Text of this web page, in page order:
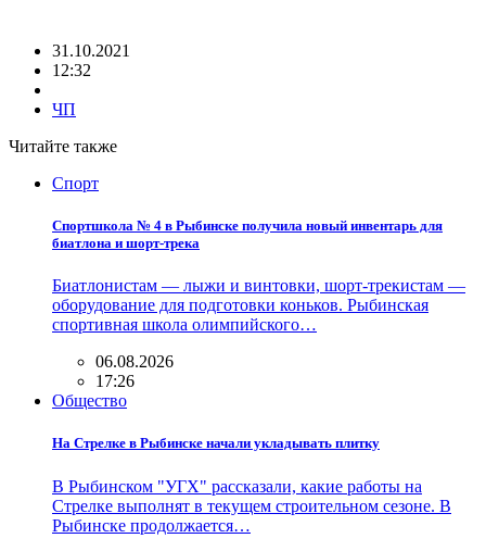
31.10.2021
12:32
ЧП
Читайте также
Спорт
Спортшкола № 4 в Рыбинске получила новый инвентарь для
биатлона и шорт-трека
Биатлонистам — лыжи и винтовки, шорт-трекистам —
оборудование для подготовки коньков. Рыбинская
спортивная школа олимпийского…
06.08.2026
17:26
Общество
На Стрелке в Рыбинске начали укладывать плитку
В Рыбинском "УГХ" рассказали, какие работы на
Стрелке выполнят в текущем строительном сезоне. В
Рыбинске продолжается…